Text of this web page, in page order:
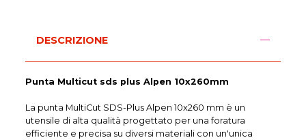
DESCRIZIONE
Punta Multicut sds plus Alpen 10x260mm
La punta MultiCut SDS-Plus Alpen 10x260 mm è un
utensile di alta qualità progettato per una foratura
efficiente e precisa su diversi materiali con un'unica